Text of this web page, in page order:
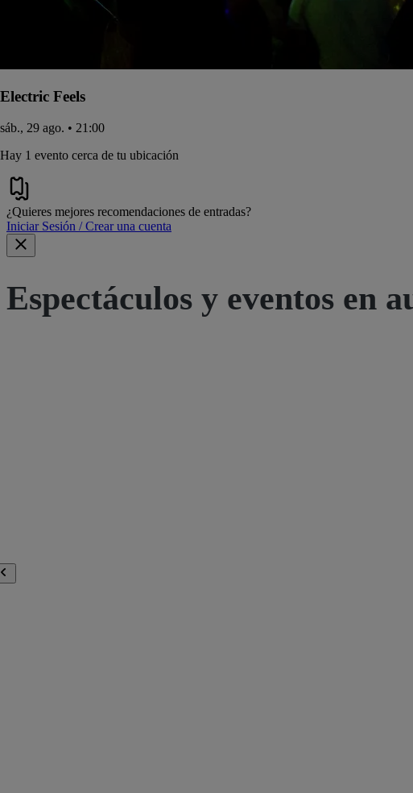
Electric Feels
sáb., 29 ago. • 21:00
Hay 1 evento cerca de tu ubicación
¿Quieres mejores recomendaciones de entradas?
Iniciar Sesión / Crear una cuenta
Espectáculos y eventos en